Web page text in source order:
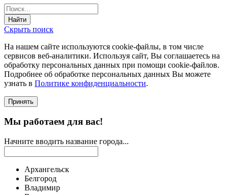
Найти
Скрыть поиск
На нашем сайте используются соokie-файлы, в том числе
сервисов веб-аналитики. Используя сайт, Вы соглашаетесь на
обработку персональных данных при помощи cookie-файлов.
Подробнее об обработке персональных данных Вы можете
узнать в Политике конфиденциальности.
Принять
Мы работаем для вас!
Начните вводить название города...
Архангельск
Белгород
Владимир